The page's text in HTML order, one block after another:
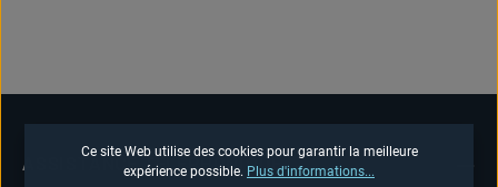
ASSISTANCE TÉLÉPHONIQUE
Ce site Web utilise des cookies pour garantir la meilleure
expérience possible. Plus d'informations...